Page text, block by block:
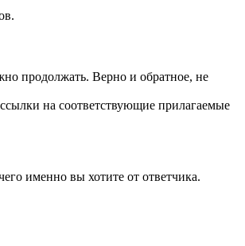
продолжать. Верно и обратное, не
на соответствующие прилагаемые
именно вы хотите от ответчика.